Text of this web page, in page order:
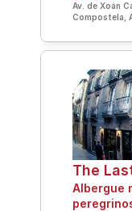
Av. de Xoán
Compostela,
The
Albergue